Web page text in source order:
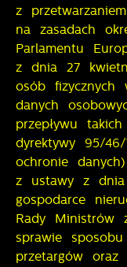
z
na zasadach
Parlamentu
z dnia 27
osób fizycznych
danych
przepływu
dyrektywy 95/
ochronie
z ustawy z dnia
gospodarce
Rady
sprawie
przetargów